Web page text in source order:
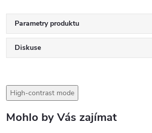
Parametry produktu
Diskuse
High-contrast mode
Mohlo by Vás zajímat